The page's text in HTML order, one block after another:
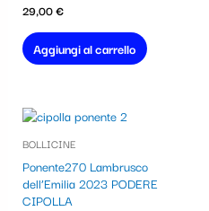
29,00€
Aggiungi al carrello
BOLLICINE
Ponente270 Lambrusco
dell’Emilia 2023 PODERE
CIPOLLA